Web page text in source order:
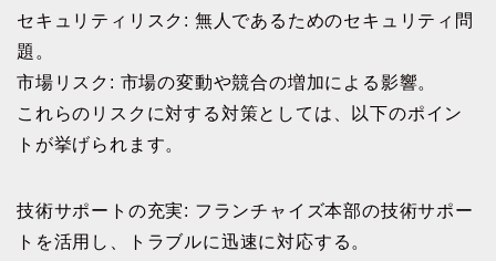
セキュリティリスク: 無人であるためのセキュリティ問
題。
市場リスク: 市場の変動や競合の増加による影響。
これらのリスクに対する対策としては、以下のポイン
トが挙げられます。
技術サポートの充実: フランチャイズ本部の技術サポー
トを活用し、トラブルに迅速に対応する。